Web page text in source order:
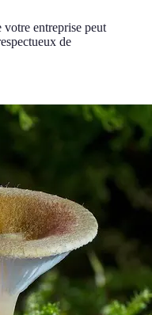
entreprise peut
de